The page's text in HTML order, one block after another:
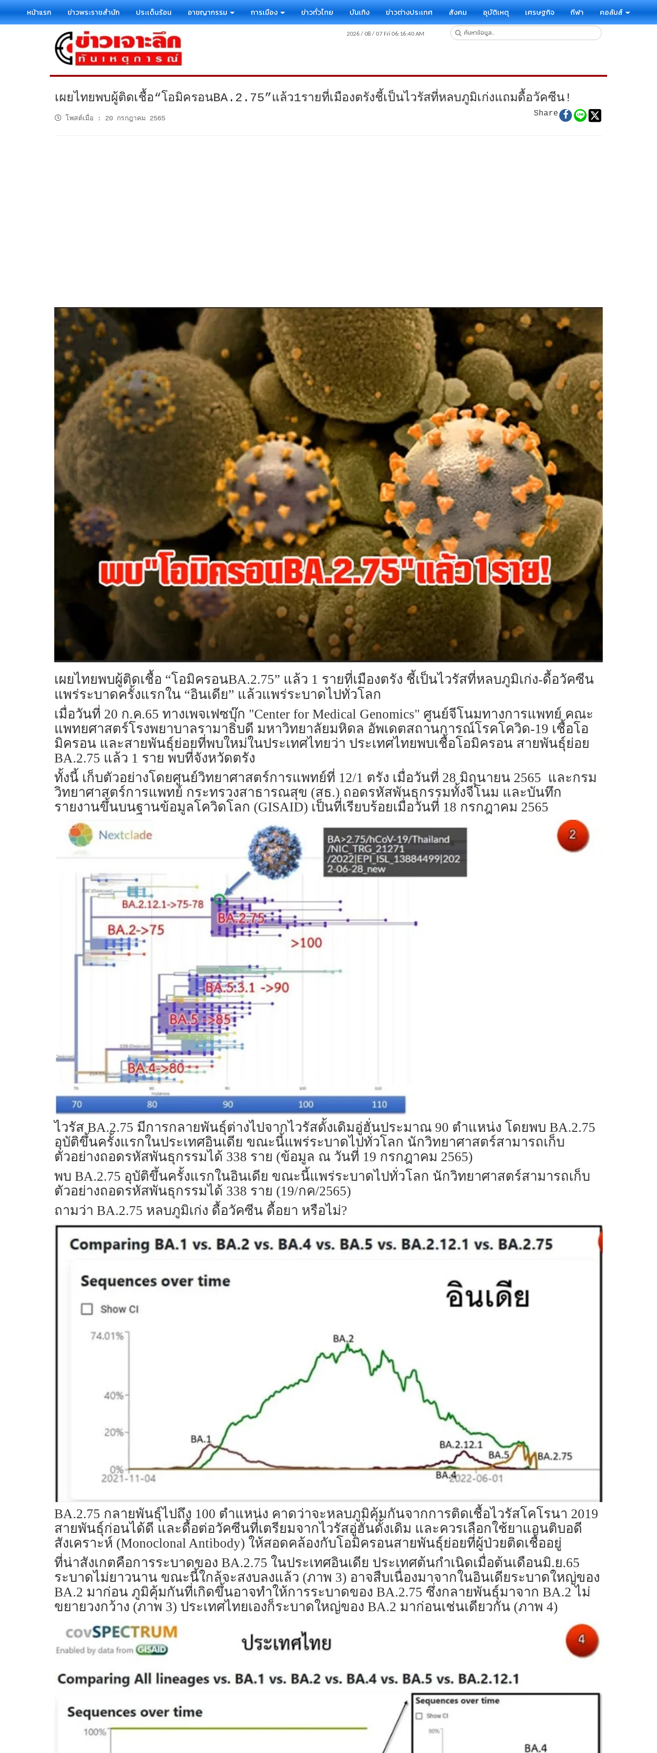
หน้าแรก ข่าวพระราชสำนัก ประเด็นร้อน อาชญากรรม การเมือง ข่าวทั่วไทย บันเทิง ข่าวต่างประเทศ สังคม อุบัติเหตุ เศรษฐกิจ กีฬา คอลัมส์
เผยไทยพบผู้ติดเชื้อ“โอมิครอนBA.2.75”แล้ว1รายที่เมืองตรังชี้เป็นไวรัสที่หลบภูมิเก่งแถมดื้อวัคซีน!
โพสต์เมื่อ : 20 กรกฎาคม 2565
Share
เผยไทยพบผู้ติดเชื้อ “โอมิครอนBA.2.75” แล้ว 1 รายที่เมืองตรัง ชี้เป็นไวรัสที่หลบภูมิเก่ง-ดื้อวัคซีน
แพร่ระบาดครั้งแรกใน “อินเดีย” แล้วแพร่ระบาดไปทั่วโลก
เมื่อวันที่ 20 ก.ค.65 ทางเพจเฟซบุ๊ก "Center for Medical Genomics" ศูนย์จีโนมทางการแพทย์ คณะ
แพทยศาสตร์โรงพยาบาลรามาธิบดี มหาวิทยาลัยมหิดล อัพเดตสถานการณ์โรคโควิด-19 เชื้อโอ
มิครอน และสายพันธุ์ย่อยที่พบใหม่ในประเทศไทยว่า ประเทศไทยพบเชื้อโอมิครอน สายพันธุ์ย่อย
BA.2.75 แล้ว 1 ราย พบที่จังหวัดตรัง
ทั้งนี้ เก็บตัวอย่างโดยศูนย์วิทยาศาสตร์การแพทย์ที่ 12/1 ตรัง เมื่อวันที่ 28 มิถุนายน 2565 และกรม
วิทยาศาสตร์การแพทย์ กระทรวงสาธารณสุข (สธ.) ถอดรหัสพันธุกรรมทั้งจีโนม และบันทึก
รายงานขึ้นบนฐานข้อมูลโควิดโลก (GISAID) เป็นที่เรียบร้อยเมื่อวันที่ 18 กรกฎาคม 2565
ไวรัส BA.2.75 มีการกลายพันธุ์ต่างไปจากไวรัสดั้งเดิมอู่ฮั่นประมาณ 90 ตำแหน่ง โดยพบ BA.2.75
อุบัติขึ้นครั้งแรกในประเทศอินเดีย ขณะนี้แพร่ระบาดไปทั่วโลก นักวิทยาศาสตร์สามารถเก็บ
ตัวอย่างถอดรหัสพันธุกรรมได้ 338 ราย (ข้อมูล ณ วันที่ 19 กรกฎาคม 2565)
พบ BA.2.75 อุบัติขึ้นครั้งแรกในอินเดีย ขณะนี้แพร่ระบาดไปทั่วโลก นักวิทยาศาสตร์สามารถเก็บ
ตัวอย่างถอดรหัสพันธุกรรมได้ 338 ราย (19/กค/2565)
ถามว่า BA.2.75 หลบภูมิเก่ง ดื้อวัคซีน ดื้อยา หรือไม่?
BA.2.75 กลายพันธุ์ไปถึง 100 ตำแหน่ง คาดว่าจะหลบภูมิคุ้มกันจากการติดเชื้อไวรัสโคโรนา 2019
สายพันธุ์ก่อนได้ดี และดื้อต่อวัคซีนที่เตรียมจากไวรัสอู่ฮั่นดั้งเดิม และควรเลือกใช้ยาแอนติบอดี
สังเคราะห์ (Monoclonal Antibody) ให้สอดคล้องกับโอมิครอนสายพันธุ์ย่อยที่ผู้ป่วยติดเชื้ออยู่
ที่น่าสังเกตคือการระบาดของ BA.2.75 ในประเทศอินเดีย ประเทศต้นกำเนิดเมื่อต้นเดือนมิ.ย.65
ระบาดไม่ยาวนาน ขณะนี้ใกล้จะสงบลงแล้ว (ภาพ 3) อาจสืบเนื่องมาจากในอินเดียระบาดใหญ่ของ
BA.2 มาก่อน ภูมิคุ้มกันที่เกิดขึ้นอาจทำให้การระบาดของ BA.2.75 ซึ่งกลายพันธุ์มาจาก BA.2 ไม่
ขยายวงกว้าง (ภาพ 3) ประเทศไทยเองก็ระบาดใหญ่ของ BA.2 มาก่อนเช่นเดียวกัน (ภาพ 4)